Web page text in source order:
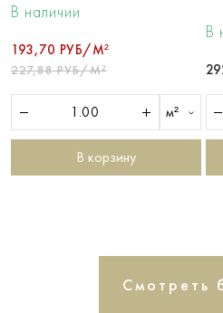
В наличии
193,70 РУБ/М²
227,88 РУБ/М²
м²
В корзину
В
Смотреть